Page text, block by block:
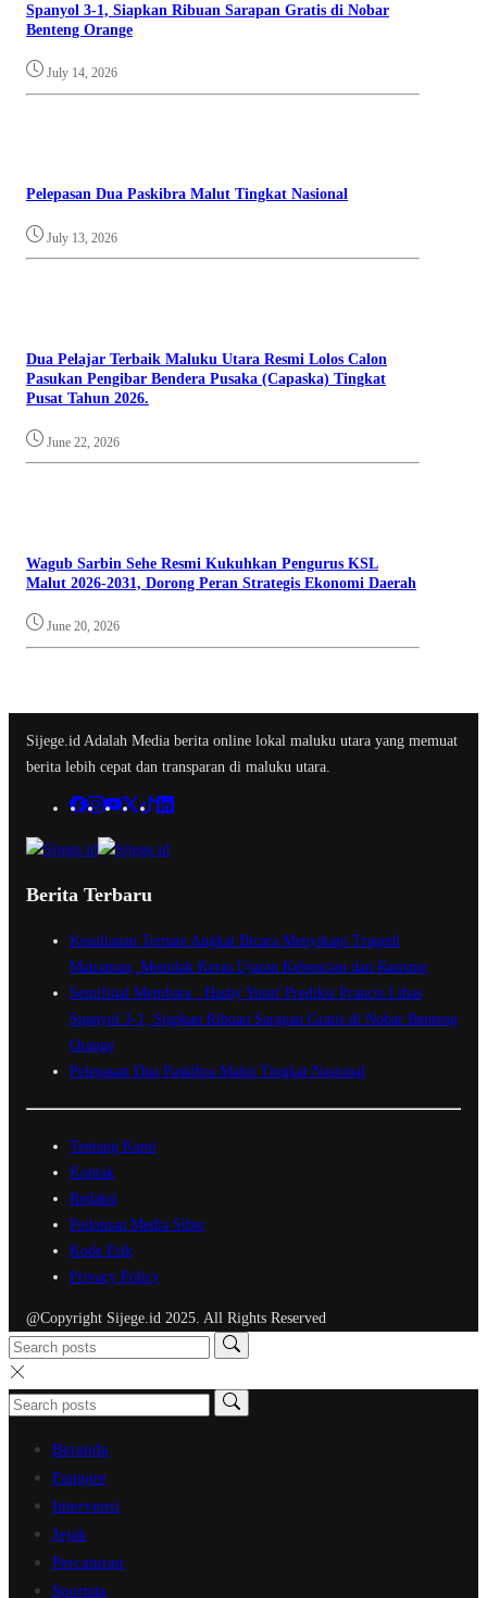
Spanyol 3-1, Siapkan Ribuan Sarapan Gratis di Nobar
Benteng Orange
July 14, 2026
Pelepasan Dua Paskibra Malut Tingkat Nasional
July 13, 2026
Dua Pelajar Terbaik Maluku Utara Resmi Lolos Calon
Pasukan Pengibar Bendera Pusaka (Capaska) Tingkat
Pusat Tahun 2026.
June 22, 2026
Wagub Sarbin Sehe Resmi Kukuhkan Pengurus KSL
Malut 2026-2031, Dorong Peran Strategis Ekonomi Daerah
June 20, 2026
Sijege.id Adalah Media berita online lokal maluku utara yang memuat
berita lebih cepat dan transparan di maluku utara.
Berita Terbaru
Kesultanan Ternate Angkat Bicara Menyikapi Tragedi
Matraman, Menolak Keras Ujaran Kebencian dan Rasisme
Semifinal Membara : Hasby Yusuf Prediksi Prancis Libas
Spanyol 3-1, Siapkan Ribuan Sarapan Gratis di Nobar Benteng
Orange
Pelepasan Dua Paskibra Malut Tingkat Nasional
Tentang Kami
Kontak
Redaksi
Pedoman Media Siber
Kode Etik
Privacy Policy
@Copyright Sijege.id 2025. All Rights Reserved
Beranda
Fangare
Intervensi
Jejak
Percaturan
Sportsta